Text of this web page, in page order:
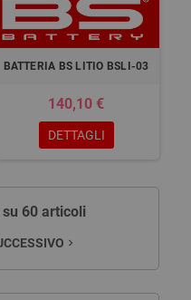
BATTERIA BS LITIO BSLI-03
140,10 €
DETTAGLI
60 articoli
navigate_next